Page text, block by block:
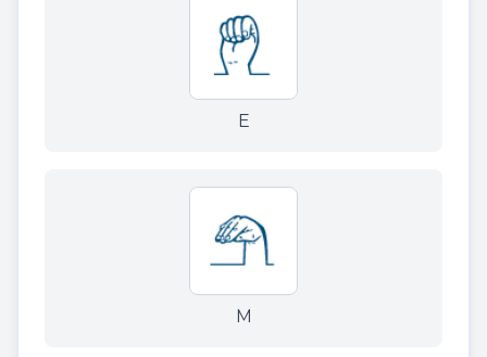
E
M